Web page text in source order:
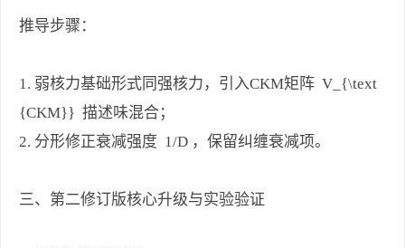
推导步骤：
1. 弱核力基础形式同强核力，引入CKM矩阵 V_{\text
{CKM}} 描述味混合；
2. 分形修正衰减强度 1/D ，保留纠缠衰减项。
三、第二修订版核心升级与实验验证